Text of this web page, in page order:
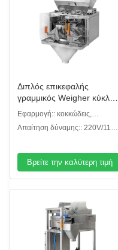
Διπλός επικεφαλής
γραμμικός Weigher κύκλου
εργασιών 1.0L για κοκκώδη
Εφαρμογή:: κοκκώδεις,
κονιοποιημένοι ή άλλοι τύποι
Απαίτηση δύναμης:: 220V/110V,
Βρείτε την καλύτερη τιμή